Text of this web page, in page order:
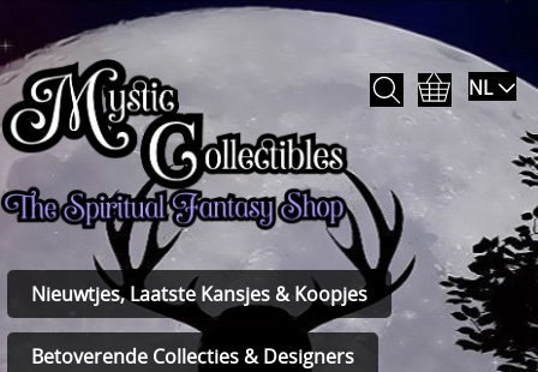
NL
Nieuwtjes, Laatste Kansjes & Koopjes
Betoverende Collecties & Designers